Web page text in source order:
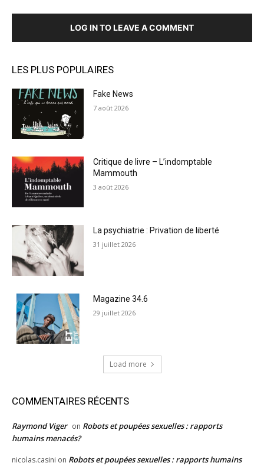
LOG IN TO LEAVE A COMMENT
LES PLUS POPULAIRES
Fake News
7 août 2026
Critique de livre – L’indomptable
Mammouth
3 août 2026
La psychiatrie : Privation de liberté
31 juillet 2026
Magazine 34.6
29 juillet 2026
Load more
COMMENTAIRES RÉCENTS
Raymond Viger on Robots et poupées sexuelles : rapports
humains menacés?
nicolas.casini on Robots et poupées sexuelles : rapports humains